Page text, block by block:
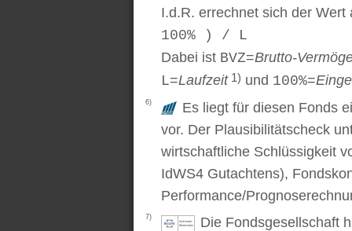
I.d.R. errechnet sich der
100% ) / L
Dabei ist BVZ=Brutto-
L=Laufzeit1) und 100%=
6)
Es liegt für diesen Fonds
vor. Der Plausibilitätscheck
wirtschaftliche Schlüssigkeit
IdWS4 Gutachtens),
Performance/
7)
Die Fondsgesellschaft